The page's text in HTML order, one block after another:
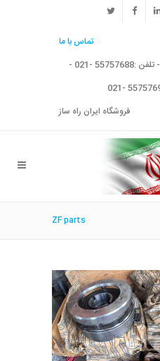
تماس با ما
تلفن :1506974 -0912 - تلفن :55757688 -021 -
فروشگاه ایران راه ساز
ZF parts